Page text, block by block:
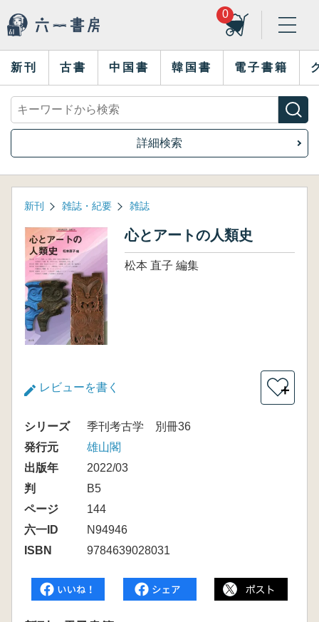
0
新刊 古書 中国書 韓国書 電子書籍
詳細検索
新刊 雑誌・紀要 雑誌
心とアートの人類史
松本 直子 編集
レビューを書く ＋
シリーズ
季刊考古学 別冊36
発行元
雄山閣
出版年
2022/03
判
B5
ページ
144
六一ID
N94946
ISBN
9784639028031